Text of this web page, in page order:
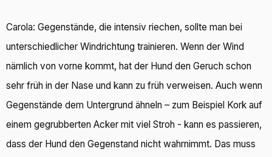
Carola: Gegenstände, die intensiv riechen, sollte man bei
unterschiedlicher Windrichtung trainieren. Wenn der Wind
nämlich von vorne kommt, hat der Hund den Geruch schon
sehr früh in der Nase und kann zu früh verweisen. Auch wenn
Gegenstände dem Untergrund ähneln – zum Beispiel Kork auf
einem gegrubberten Acker mit viel Stroh - kann es passieren,
dass der Hund den Gegenstand nicht wahrnimmt. Das muss